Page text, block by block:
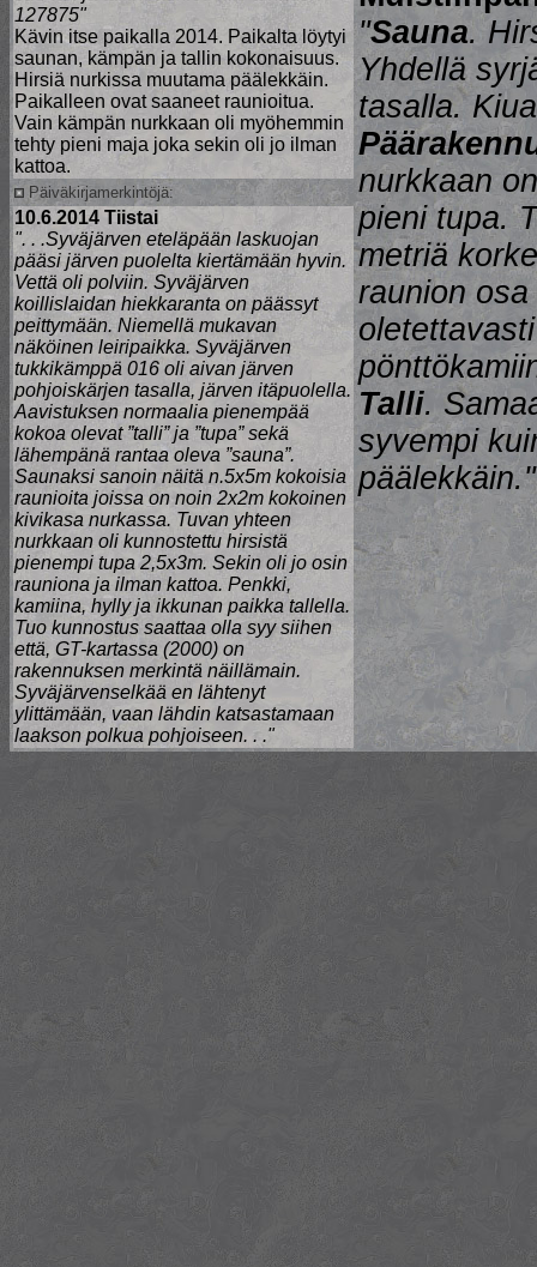
"Sauna.
Yhdellä
tasalla.
nurkkaan
pieni tupa.
metriä
raunion
Talli.
syvempi
päälekkäin."
127875"
Kävin itse paikalla 2014. Paikalta löytyi
saunan, kämpän ja tallin kokonaisuus.
Hirsiä nurkissa muutama päälekkäin.
Paikalleen ovat saaneet raunioitua.
Vain kämpän nurkkaan oli myöhemmin
tehty pieni maja joka sekin oli jo ilman
kattoa.
Päiväkirjamerkintöjä:
10.6.2014 Tiistai
". . .Syväjärven eteläpään laskuojan
pääsi järven puolelta kiertämään hyvin.
Vettä oli polviin. Syväjärven
koillislaidan hiekkaranta on päässyt
peittymään. Niemellä mukavan
näköinen leiripaikka. Syväjärven
tukkikämppä 016 oli aivan järven
pohjoiskärjen tasalla, järven itäpuolella.
Aavistuksen normaalia pienempää
kokoa olevat ”talli” ja ”tupa” sekä
lähempänä rantaa oleva ”sauna”.
Saunaksi sanoin näitä n.5x5m kokoisia
raunioita joissa on noin 2x2m kokoinen
kivikasa nurkassa. Tuvan yhteen
nurkkaan oli kunnostettu hirsistä
pienempi tupa 2,5x3m. Sekin oli jo osin
rauniona ja ilman kattoa. Penkki,
kamiina, hylly ja ikkunan paikka tallella.
Tuo kunnostus saattaa olla syy siihen
että, GT-kartassa (2000) on
rakennuksen merkintä näillämain.
Syväjärvenselkää en lähtenyt
ylittämään, vaan lähdin katsastamaan
laakson polkua pohjoiseen. . ."